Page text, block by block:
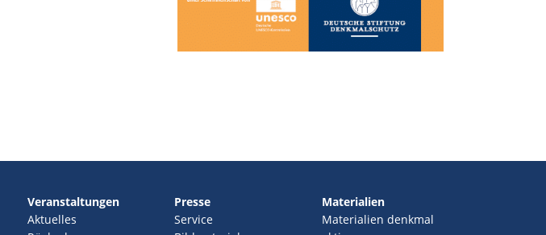
Veranstaltungen
Aktuelles
Presse
Service
Materialien
Materialien denkmal